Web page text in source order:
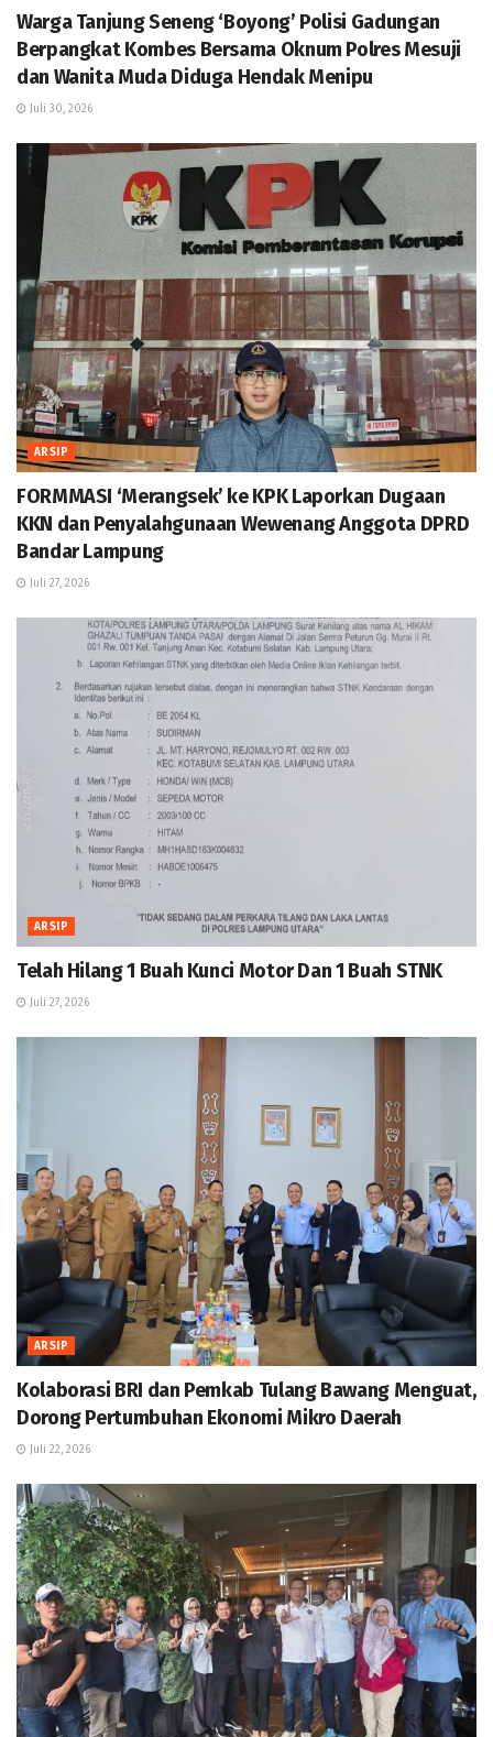
Warga Tanjung Seneng ‘Boyong’ Polisi Gadungan
Berpangkat Kombes Bersama Oknum Polres Mesuji
dan Wanita Muda Diduga Hendak Menipu
Juli 30, 2026
ARSIP
FORMMASI ‘Merangsek’ ke KPK Laporkan Dugaan
KKN dan Penyalahgunaan Wewenang Anggota DPRD
Bandar Lampung
Juli 27, 2026
ARSIP
Telah Hilang 1 Buah Kunci Motor Dan 1 Buah STNK
Juli 27, 2026
ARSIP
Kolaborasi BRI dan Pemkab Tulang Bawang Menguat,
Dorong Pertumbuhan Ekonomi Mikro Daerah
Juli 22, 2026